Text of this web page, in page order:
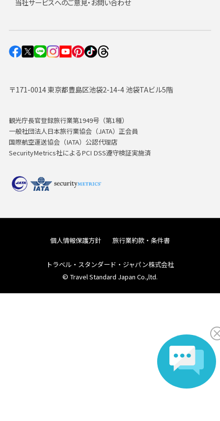
〒171-0014 東京都豊島区池袋2-14-4 池袋TAビル5階
観光庁長官登録旅行業第1949号（第1種）
一般社団法人日本旅行業協会（JATA）正会員
国際航空運送協会（IATA）公認代理店
SecurityMetrics社によるPCI DSS遵守検証実施済
当社サービスへのご意見・お問い合わせ
個人情報保護方針 旅行業約款・条件書
トラベル・スタンダード・ジャパン株式会社
© Travel Standard Japan Co.,ltd.